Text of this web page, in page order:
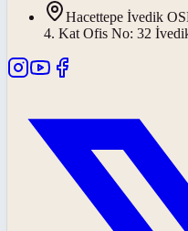
Hacettepe İvedik
4. Kat Ofis No: 32